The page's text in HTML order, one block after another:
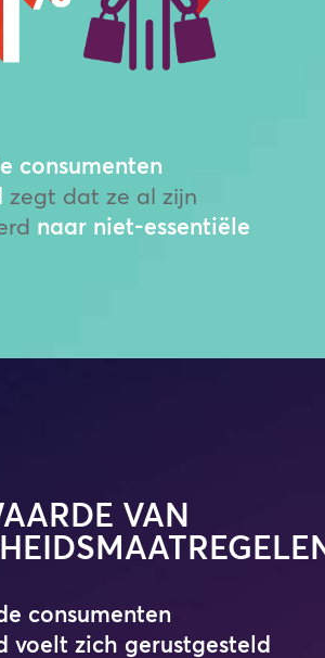
consumenten
zegt dat ze al zijn
naar niet-essentiële
VAN
consumenten
voelt zich gerustgesteld